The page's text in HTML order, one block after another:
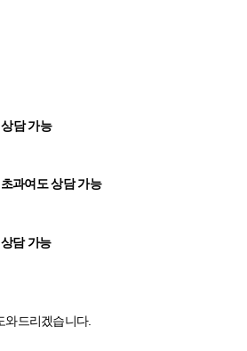
담 가능
과여도 상담 가능
담 가능
와드리겠습니다.